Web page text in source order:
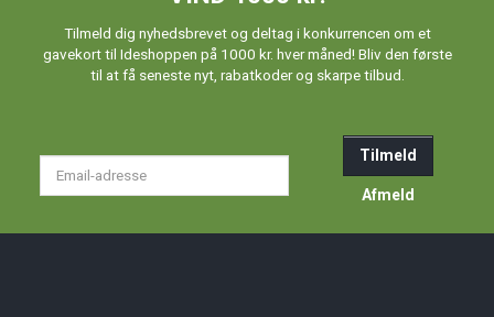
Tilmeld dig nyhedsbrevet og deltag i konkurrencen om et
gavekort til Ideshoppen på 1000 kr. hver måned! Bliv den første
til at få seneste nyt, rabatkoder og skarpe tilbud.
Tilmeld
Afmeld